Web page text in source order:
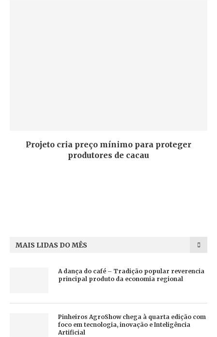
Projeto cria preço mínimo para proteger
produtores de cacau
MAIS LIDAS DO MÊS
A dança do café – Tradição popular reverencia
principal produto da economia regional
Pinheiros AgroShow chega à quarta edição com
foco em tecnologia, inovação e Inteligência
Artificial